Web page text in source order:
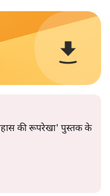
की रूपरेखा' पुस्तक के